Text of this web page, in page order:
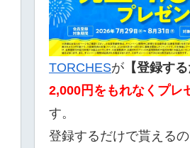
TORCHESが 【登録す
2,000 円をもれなくプレ
す。
登録するだけで貰えるの